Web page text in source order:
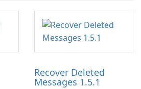
Recover Deleted
Messages 1.5.1